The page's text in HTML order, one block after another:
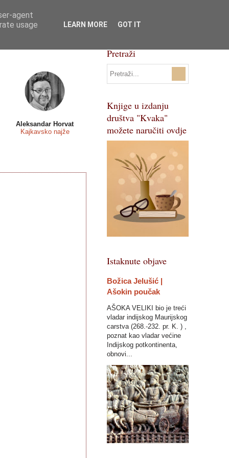
Svi natječaji
Pojmovnik
Aleksandar Horvat
Kajkavsko najže
Pretraži
Knjige u izdanju
društva "Kvaka"
možete naručiti ovdje
Istaknute objave
Božica Jelušić |
Ašokin poučak
AŠOKA VELIKI bio je treći
vladar indijskog Maurijskog
carstva (268.-232. pr. K. ) ,
poznat kao vladar većine
Indijskog potkontinenta,
obnovi...
agent
usage
LEARN MORE GOT IT